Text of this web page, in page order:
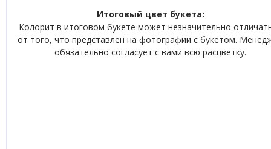
Итоговый цвет букета:
Колорит в итоговом букете может незначительно
от того, что представлен на фотографии с букетом.
обязательно согласует с вами всю расцветку.